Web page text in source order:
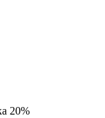
20%